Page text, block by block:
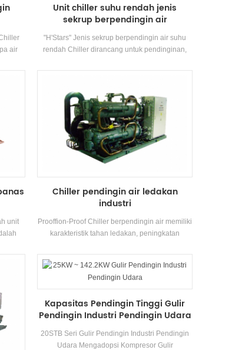
air
Unit chiller suhu rendah jenis
sekrup berpendingin air
"H'Stars" Jenis sekrup berpendingin air suhu
rendah Chiller dirancang untuk pendinginan,
membutuhkan rangkaian lengkap model untuk
dan suhu yang berbeda Persyaratan. Merek:
H'Stars
unit
~
Chiller pendingin air ledakan
industri
Prooffion-Proof Chiller berpendingin air memiliki
karakteristik tahan ledakan, peningkatan
memicu, pot dan kedap udara, dll., Yang cocok
untukLingkungan ruang dalam ruangan yang
tertutup sendiri dengan campuran gas yang
meledak di udara.
Kapasitas Pendingin Tinggi Gulir
Pendingin Industri Pendingin Udara
20STB Seri Gulir Pendingin Industri Pendingin
Udara Mengadopsi Kompresor Gulir